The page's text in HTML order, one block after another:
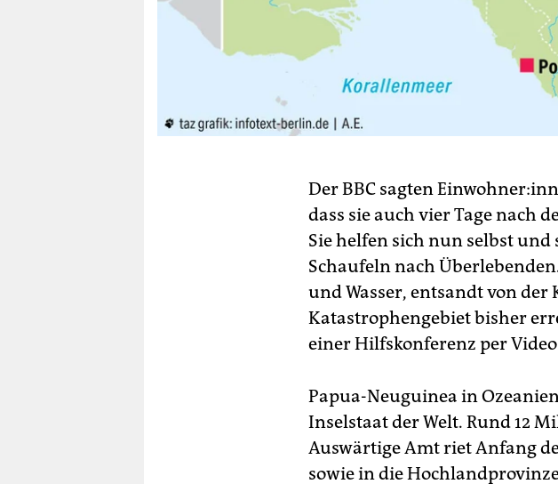
Der BBC sagten
dass sie auch vier Tage nach
Sie helfen sich nun selbst
Schaufeln nach
und Wasser, entsandt von
Katastrophengebiet bisher
einer Hilfskonferenz per
Papua-Neuguinea in
Inselstaat der Welt. Rund 12
Auswärtige Amt riet Anfang
sowie in die